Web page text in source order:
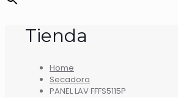
Tienda
Home
Secadora
PANEL LAV FFFS5115P